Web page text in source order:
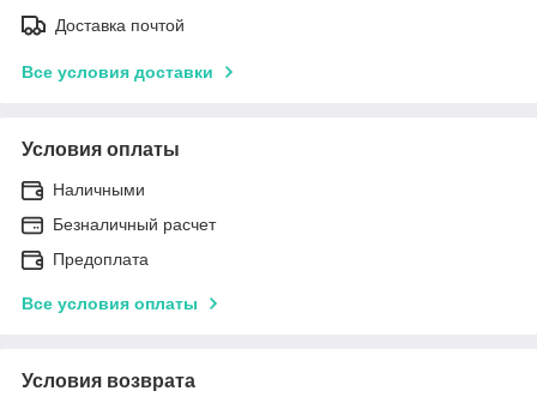
Доставка почтой
Все условия доставки
Условия оплаты
Наличными
Безналичный расчет
Предоплата
Все условия оплаты
Условия возврата